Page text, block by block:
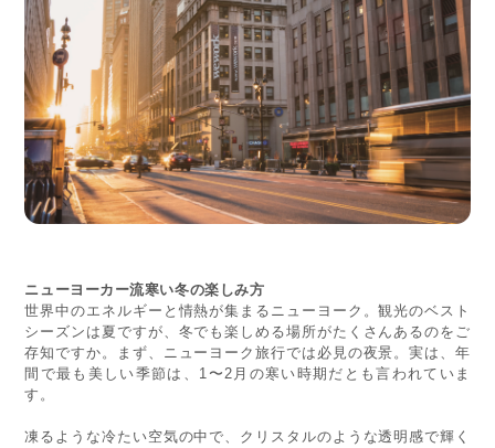
ニューヨーカー流寒い冬の楽しみ方
世界中のエネルギーと情熱が集まるニューヨーク。観光のベスト
シーズンは夏ですが、冬でも楽しめる場所がたくさんあるのをご
存知ですか。まず、ニューヨーク旅行では必見の夜景。実は、年
間で最も美しい季節は、1〜2月の寒い時期だとも言われていま
す。
凍るような冷たい空気の中で、クリスタルのような透明感で輝く